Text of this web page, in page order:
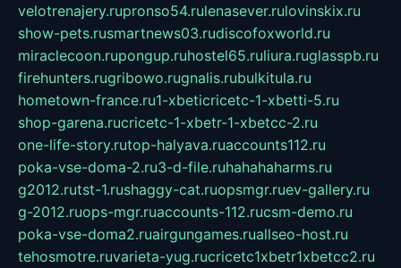
velotrenajery.rupronso54.rulenasever.rulovinskix.ru
show-pets.rusmartnews03.rudiscofoxworld.ru
miraclecoon.rupongup.ruhostel65.ruliura.ruglasspb.ru
firehunters.rugribowo.rugnalis.rubulkitula.ru
hometown-france.ru1-xbeticricetc-1-xbetti-5.ru
shop-garena.rucricetc-1-xbetr-1-xbetcc-2.ru
one-life-story.rutop-halyava.ruaccounts112.ru
poka-vse-doma-2.ru3-d-file.ruhahahaharms.ru
g2012.rutst-1.rushaggy-cat.ruopsmgr.ruev-gallery.ru
g-2012.ruops-mgr.ruaccounts-112.rucsm-demo.ru
poka-vse-doma2.ruairgungames.ruallseo-host.ru
tehosmotre.ruvarieta-yug.rucricetc1xbetr1xbetcc2.ru